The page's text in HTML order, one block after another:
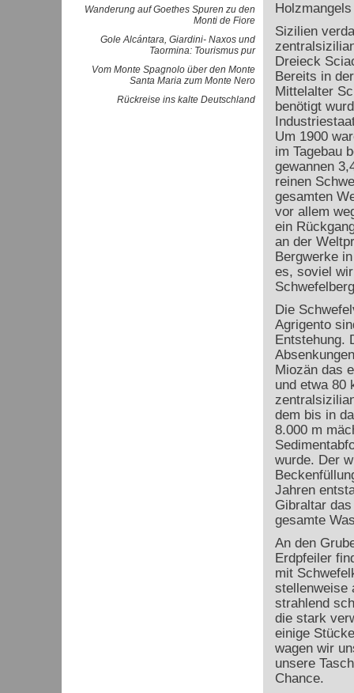
Wanderung auf Goethes Spuren zu den
Monti de Fiore
Gole Alcántara, Giardini- Naxos und
Taormina: Tourismus pur
Vom Monte Spagnolo über den Monte
Santa Maria zum Monte Nero
Rückreise ins kalte Deutschland
Sizilien
Dreieck
Bereits in
Mittelalter
benötigt
Um 1900
im Tagebau
gewannen
reinen
gesamten
vor allem
ein
an der
Bergwerke
es, soviel
Die
Agrigento
Entstehung.
Miozän das
und etwa 80
dem bis in
8.000 m
wurde. Der
Jahren
Gibraltar
gesamte
An den
Erdpfeiler
mit
stellenweise
strahlend
die stark
einige
wagen wir
unsere
Chance.